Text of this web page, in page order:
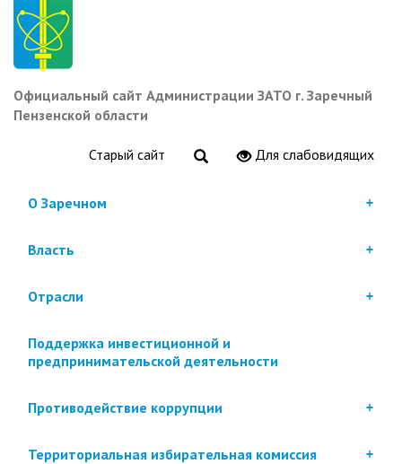
Перейти
основному
содержанию
Официальный сайт Администрации ЗАТО г. Заречный
Пензенской области
Старый сайт Для слабовидящих
О Заречном
Власть
Отрасли
Поддержка инвестиционной и
предпринимательской деятельности
Противодействие коррупции
Территориальная избирательная комиссия